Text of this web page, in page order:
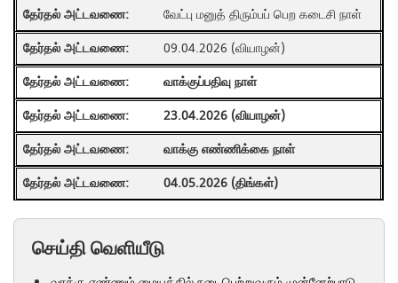
வேட்பு மனுத் திரும்பப் பெற கடைசி நாள்
09.04.2026 (வியாழன்)
வாக்குப்பதிவு நாள்
23.04.2026 (வியாழன்)
வாக்கு எண்ணிக்கை நாள்
04.05.2026 (திங்கள்)
செய்தி வெளியீடு